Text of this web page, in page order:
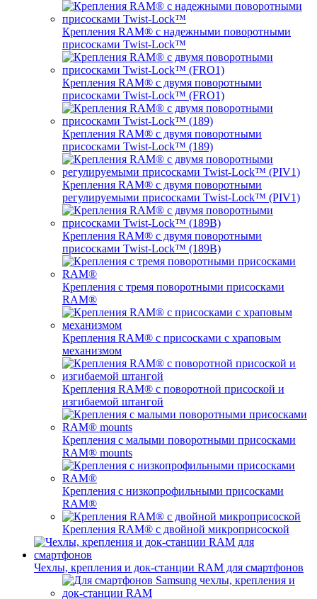
Крепления RAM® с надежными поворотными
присосками Twist-Lock™
Крепления RAM® с двумя поворотными
присосками Twist-Lock™ (FRO1)
Крепления RAM® с двумя поворотными
присосками Twist-Lock™ (189)
Крепления RAM® с двумя поворотными
регулируемыми присосками Twist-Lock™ (PIV1)
Крепления RAM® с двумя поворотными
присосками Twist-Lock™ (189B)
Крепления с тремя поворотными присосками
RAM®
Крепления RAM® с присосками с храповым
механизмом
Крепления RAM® с поворотной присоской и
изгибаемой штангой
Крепления с малыми поворотными присосками
RAM® mounts
Крепления с низкопрофильными присосками
RAM®
Крепления RAM® с двойной микроприсоской
Чехлы, крепления и док-станции RAM для смартфонов